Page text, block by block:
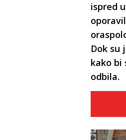
ispred
Dok su
kako bi
odbila.